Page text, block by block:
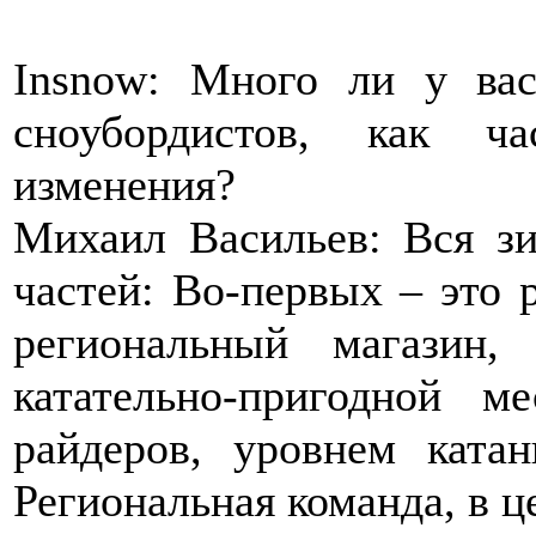
Insnow: Много ли у вас
сноубордистов, как
изменения?
Михаил Васильев: Вся
частей: Во-первых – это
региональный
катательно-пригодной
райдеров, уровнем
Региональная команда, в